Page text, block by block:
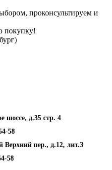
проконсультируем и
покупку!
шоссе, д.35 стр. 4
58
Верхний пер., д.12, лит.З
58